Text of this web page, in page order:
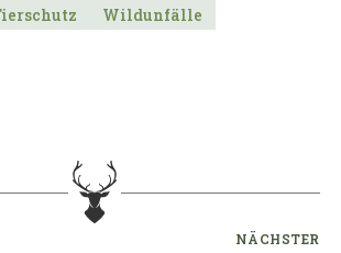
Wildunfälle
NÄCHSTER